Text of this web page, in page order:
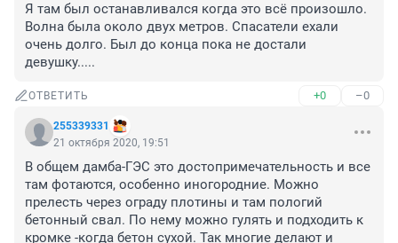
Я там был останавливался когда это всё произошло.
Волна была около двух метров. Спасатели ехали
очень долго. Был до конца пока не достали
девушку.....
ОТВЕТИТЬ +0 –0
255339331
21 октября 2020, 19:51
В общем дамба-ГЭС это достопримечательность и все
там фотаются, особенно иногородние. Можно
прелесть через ограду плотины и там пологий
бетонный свал. По нему можно гулять и подходить к
кромке -когда бетон сухой. Так многие делают и